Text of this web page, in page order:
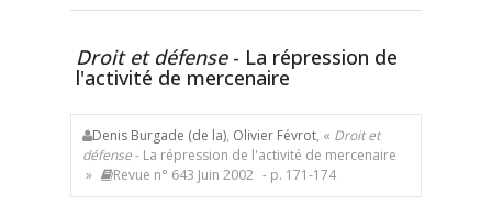
Droit et défense- La répression de
l'activité de mercenaire
Denis Burgade (de la), Olivier Févrot, « Droit et
défense- La répression de l'activité de mercenaire
»
Revue n° 643 Juin 2002 - p. 171-174